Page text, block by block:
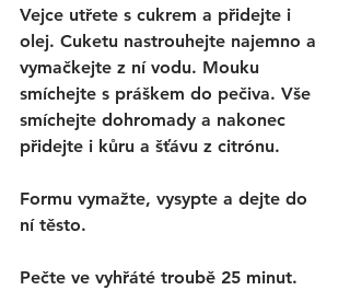
Vejce utřete s cukrem a přidejte i
olej. Cuketu nastrouhejte najemno a
vymačkejte z ní vodu. Mouku
smíchejte s práškem do pečiva. Vše
smíchejte dohromady a nakonec
přidejte i kůru a šťávu z citrónu.
Formu vymažte, vysypte a dejte do
ní těsto.
Pečte ve vyhřáté troubě 25 minut.